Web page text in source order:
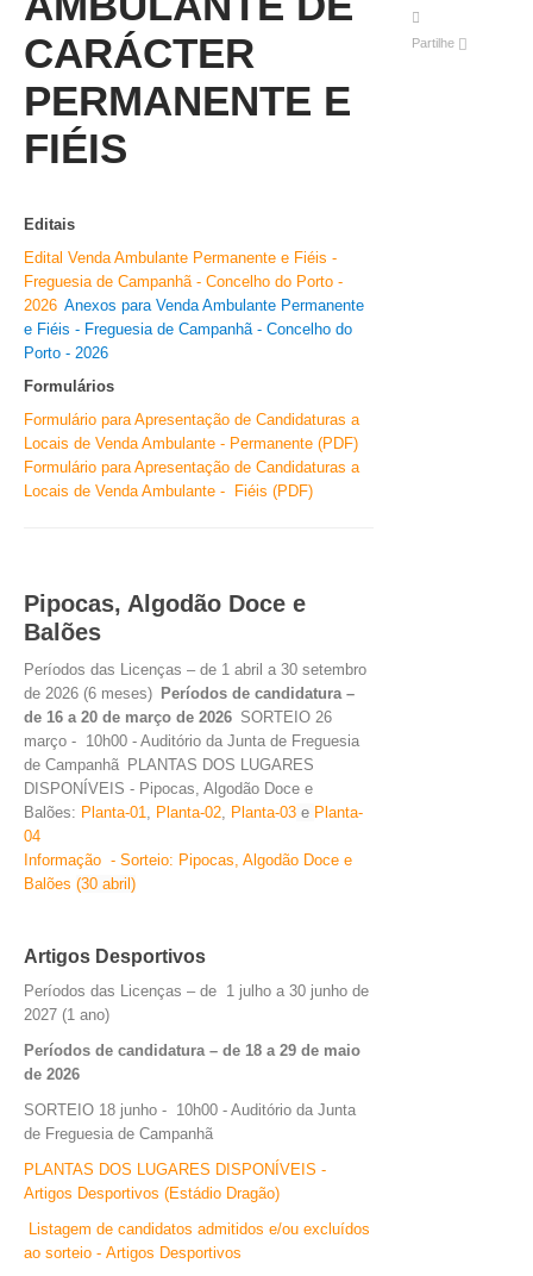
VÍDEOS
AUTARQUIA
CONSTITUIÇÃO
DOCUMENTOS
ATAS E DOCUMENTOS DA ASSEMBLEIA
EDITAIS
REGULAMENTOS E TAXAS
PLANO E ORÇAMENTO
CÓDIGO DE CONDUTA
ORÇAMENTO COLABORATIVO
SUBVENÇÕES PÚBLICAS
SERVIÇOS
GERAIS
SECRETARIA
CANÍDEOS
ATESTADOS
VENDA AMBULANTE
EMPREGO (GIP)
O GABINETE
APOIO ÀS EMPRESAS
OFERTAS DE EMPREGO
CONTACTO E HORÁRIO GIP
CARÁCTER
PERMANENTE E
FIÉIS
Editais
Edital Venda Ambulante Permanente e Fiéis -
Freguesia de Campanhã - Concelho do Porto -
2026 Anexos para Venda Ambulante Permanente
e Fiéis - Freguesia de Campanhã - Concelho do
Porto - 2026
Formulários
Formulário para Apresentação de Candidaturas a
Locais de Venda Ambulante - Permanente (PDF)
Formulário para Apresentação de Candidaturas a
Locais de Venda Ambulante - Fiéis (PDF)
Pipocas, Algodão Doce e
Balões
Períodos das Licenças – de 1 abril a 30 setembro
de 2026 (6 meses) Períodos de candidatura –
de 16 a 20 de março de 2026 SORTEIO 26
março - 10h00 - Auditório da Junta de Freguesia
de Campanhã PLANTAS DOS LUGARES
DISPONÍVEIS - Pipocas, Algodão Doce e
Balões: Planta-01, Planta-02, Planta-03 e Planta-
04
Informação - Sorteio: Pipocas, Algodão Doce e
Balões (30 abril)
Artigos Desportivos
Períodos das Licenças – de 1 julho a 30 junho de
2027 (1 ano)
Períodos de candidatura – de 18 a 29 de maio
de 2026
SORTEIO 18 junho - 10h00 - Auditório da Junta
de Freguesia de Campanhã
PLANTAS DOS LUGARES DISPONÍVEIS -
Artigos Desportivos (Estádio Dragão)
Listagem de candidatos admitidos e/ou excluídos
ao sorteio - Artigos Desportivos
Partilhe